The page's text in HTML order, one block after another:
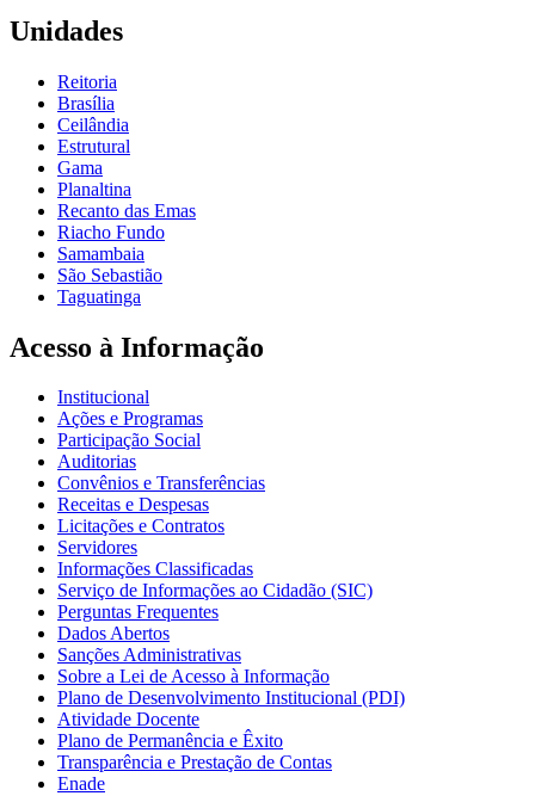
Unidades
Reitoria
Brasília
Ceilândia
Estrutural
Gama
Planaltina
Recanto das Emas
Riacho Fundo
Samambaia
São Sebastião
Taguatinga
Acesso à Informação
Institucional
Ações e Programas
Participação Social
Auditorias
Convênios e Transferências
Receitas e Despesas
Licitações e Contratos
Servidores
Informações Classificadas
Serviço de Informações ao Cidadão (SIC)
Perguntas Frequentes
Dados Abertos
Sanções Administrativas
Sobre a Lei de Acesso à Informação
Plano de Desenvolvimento Institucional (PDI)
Atividade Docente
Plano de Permanência e Êxito
Transparência e Prestação de Contas
Enade